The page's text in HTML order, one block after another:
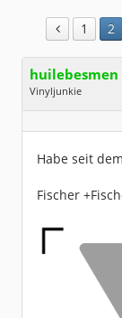
1 2
huilebesmen
Vinyljunkie
Geschlecht:
Dabei seit:
09 /
Habe seit
Fischer